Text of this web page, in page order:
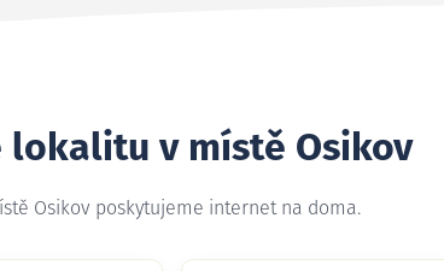
lokalitu v místě Osikov
Osikov poskytujeme internet na doma.